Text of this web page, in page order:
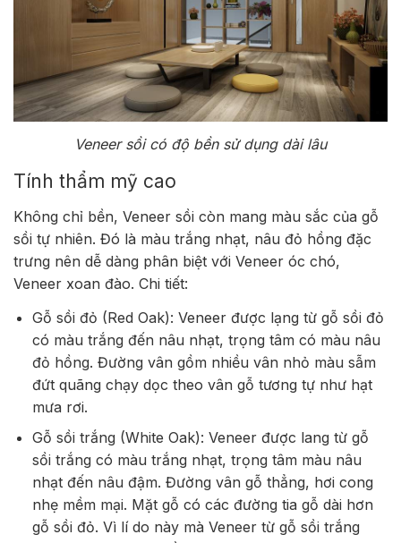
Veneer sồi có độ bền sử dụng dài lâu
Tính thẩm mỹ cao
Không chỉ bền, Veneer sồi còn mang màu sắc của gỗ
sồi tự nhiên. Đó là màu trắng nhạt, nâu đỏ hồng đặc
trưng nên dễ dàng phân biệt với Veneer óc chó,
Veneer xoan đào. Chi tiết:
Gỗ sồi đỏ (Red Oak): Veneer được lạng từ gỗ sồi đỏ
có màu trắng đến nâu nhạt, trọng tâm có màu nâu
đỏ hồng. Đường vân gồm nhiều vân nhỏ màu sẫm
đứt quãng chạy dọc theo vân gỗ tương tự như hạt
mưa rơi.
Gỗ sồi trắng (White Oak): Veneer được lang từ gỗ
sồi trắng có màu trắng nhạt, trọng tâm màu nâu
nhạt đến nâu đậm. Đường vân gỗ thẳng, hơi cong
nhẹ mềm mại. Mặt gỗ có các đường tia gỗ dài hơn
gỗ sồi đỏ. Vì lí do này mà Veneer từ gỗ sồi trắng